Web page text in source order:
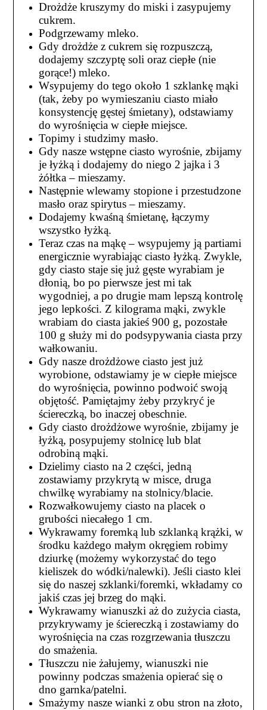
Drożdże kruszymy do miski i zasypujemy
cukrem.
Podgrzewamy mleko.
Gdy drożdże z cukrem się rozpuszczą,
dodajemy szczyptę soli oraz ciepłe (nie
gorące!) mleko.
Wsypujemy do tego około 1 szklankę mąki
(tak, żeby po wymieszaniu ciasto miało
konsystencję gęstej śmietany), odstawiamy
do wyrośnięcia w ciepłe miejsce.
Topimy i studzimy masło.
Gdy nasze wstępne ciasto wyrośnie, zbijamy
je łyżką i dodajemy do niego 2 jajka i 3
żółtka – mieszamy.
Następnie wlewamy stopione i przestudzone
masło oraz spirytus – mieszamy.
Dodajemy kwaśną śmietanę, łączymy
wszystko łyżką.
Teraz czas na mąkę – wsypujemy ją partiami
energicznie wyrabiając ciasto łyżką. Zwykle,
gdy ciasto staje się już gęste wyrabiam je
dłonią, bo po pierwsze jest mi tak
wygodniej, a po drugie mam lepszą kontrolę
jego lepkości. Z kilograma mąki, zwykle
wrabiam do ciasta jakieś 900 g, pozostałe
100 g służy mi do podsypywania ciasta przy
wałkowaniu.
Gdy nasze drożdżowe ciasto jest już
wyrobione, odstawiamy je w ciepłe miejsce
do wyrośnięcia, powinno podwoić swoją
objętość. Pamiętajmy żeby przykryć je
ściereczką, bo inaczej obeschnie.
Gdy ciasto drożdżowe wyrośnie, zbijamy je
łyżką, posypujemy stolnicę lub blat
odrobiną mąki.
Dzielimy ciasto na 2 części, jedną
zostawiamy przykrytą w misce, druga
chwilkę wyrabiamy na stolnicy/blacie.
Rozwałkowujemy ciasto na placek o
grubości niecałego 1 cm.
Wykrawamy foremką lub szklanką krążki, w
środku każdego małym okręgiem robimy
dziurkę (możemy wykorzystać do tego
kieliszek do wódki/nalewki). Jeśli ciasto klei
się do naszej szklanki/foremki, wkładamy co
jakiś czas jej brzeg do mąki.
Wykrawamy wianuszki aż do zużycia ciasta,
przykrywamy je ściereczką i zostawiamy do
wyrośnięcia na czas rozgrzewania tłuszczu
do smażenia.
Tłuszczu nie żałujemy, wianuszki nie
powinny podczas smażenia opierać się o
dno garnka/patelni.
Smażymy nasze wianki z obu stron na złoto,